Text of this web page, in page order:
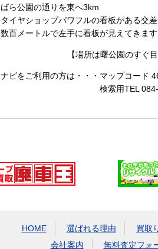
ばら公園の通りを東へ3km
タイヤショップパワフルの看板がある交
数百メートルで左手に看板が見えてきま
【場所は曙公園のすぐ
ナビをご利用の方は・・・ マップコード
検索用TEL
HOME 選ばれる理由
買取
会社案内
無料査定フォ